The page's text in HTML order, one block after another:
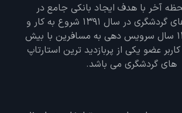
آخر با هدف ایجاد بانکی جامع در
تمامی زمینه های گردشگری در سال 1391 شروع به کار و
پس از حدود 12 سال سرویس دهی به مسافرین با بیش
عضو یکی از پربازدید ترین استارتاپ
های گردشگری می باشد.